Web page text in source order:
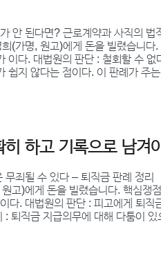
안 된다면? 근로계약과 사직의
(가명, 원고)에게 돈을 빌렸습니다.
이다. 대법원의 판단 : 철회할 수 없
쉽지 않다는 점이다. 이 판례가 주
하고 기록으로 남겨
무죄될 수 있다 – 퇴직금 판례 정
고)에게 돈을 빌렸습니다. 핵심쟁
다. 대법원의 판단 : 피고에게 퇴직
퇴직금 지급의무에 대해 다툼이 있